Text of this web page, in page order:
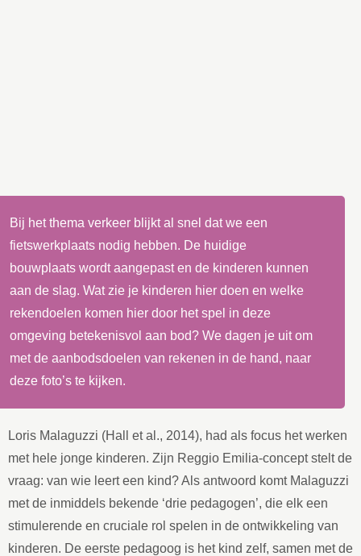
Bij het thema verkeer blijkt al snel dat we een
fietswerkplaats nodig hebben. De huidige
bouwplaats wordt aangepast en de kinderen kunnen
aan de slag. Wat zie je kinderen hier doen en welke
rekendoelen komen hier door het spel in deze
omgeving betekenisvol aan bod? We dagen je uit om
met de aanbodsdoelen van rekenen in de hand, naar
deze foto’s te kijken.
Loris Malaguzzi (Hall et al., 2014), had als focus het werken
met hele jonge kinderen. Zijn Reggio Emilia-concept stelt de
vraag: van wie leert een kind? Als antwoord komt Malaguzzi
met de inmiddels bekende ‘drie pedagogen’, die elk een
stimulerende en cruciale rol spelen in de ontwikkeling van
kinderen. De eerste pedagoog is het kind zelf, samen met de